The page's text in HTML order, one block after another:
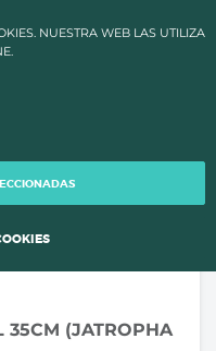
LA CALIDAD DE
35CM (JATROPHA
NUESTRA WEB LAS UTILIZA